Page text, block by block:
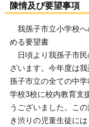
陳情及び要望事項
我孫子市立小学校へ
める要望書
日頃より我孫子市民
ざいます。今年度は
孫子市立の全ての中
学校3校に校内教育支
うございました。こ
き渋りの児童生徒に